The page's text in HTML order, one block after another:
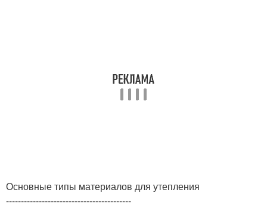
Основные типы материалов для утепления
------------------------------------------